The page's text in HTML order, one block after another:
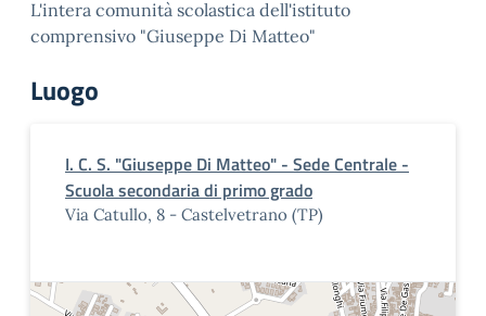
L'intera comunità scolastica dell'istituto
comprensivo "Giuseppe Di Matteo"
Luogo
I. C. S. "Giuseppe Di Matteo" - Sede Centrale -
Scuola secondaria di primo grado
Via Catullo, 8 - Castelvetrano (TP)